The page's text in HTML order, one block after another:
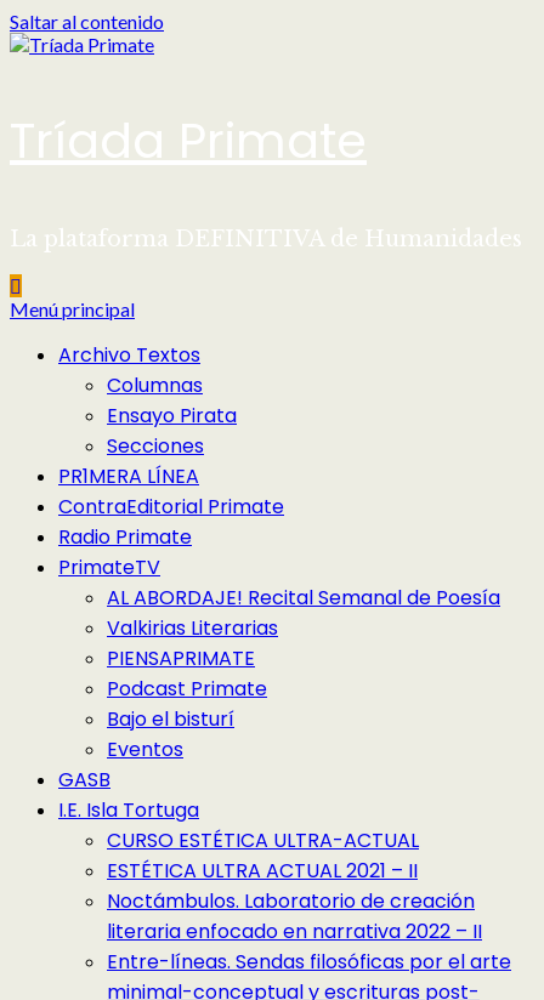
Saltar al contenido
Tríada Primate
La plataforma DEFINITIVA de Humanidades
Menú principal
Archivo Textos
Columnas
Ensayo Pirata
Secciones
PR1MERA LÍNEA
ContraEditorial Primate
Radio Primate
PrimateTV
AL ABORDAJE! Recital Semanal de Poesía
Valkirias Literarias
PIENSAPRIMATE
Podcast Primate
Bajo el bisturí
Eventos
GASB
I.E. Isla Tortuga
CURSO ESTÉTICA ULTRA-ACTUAL
ESTÉTICA ULTRA ACTUAL 2021 – II
Noctámbulos. Laboratorio de creación
literaria enfocado en narrativa 2022 – II
Entre-líneas. Sendas filosóficas por el arte
minimal-conceptual y escrituras post-